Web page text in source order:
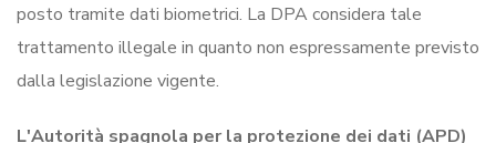
posto tramite dati biometrici. La DPA considera tale
trattamento illegale in quanto non espressamente previsto
dalla legislazione vigente.
L'Autorità spagnola per la protezione dei dati (APD)